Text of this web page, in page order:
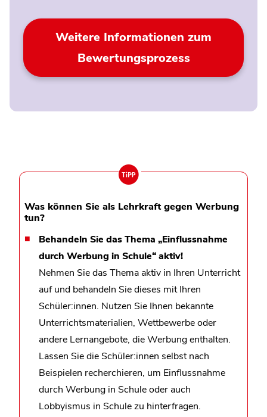
Weitere Informationen zum
Bewertungsprozess
Was können Sie als Lehrkraft gegen Werbung
tun?
Behandeln Sie das Thema „Einflussnahme
durch Werbung in Schule“ aktiv!
Nehmen Sie das Thema aktiv in Ihren Unterricht
auf und behandeln Sie dieses mit Ihren
Schüler:innen. Nutzen Sie Ihnen bekannte
Unterrichtsmaterialien, Wettbewerbe oder
andere Lernangebote, die Werbung enthalten.
Lassen Sie die Schüler:innen selbst nach
Beispielen recherchieren, um Einflussnahme
durch Werbung in Schule oder auch
Lobbyismus in Schule zu hinterfragen.